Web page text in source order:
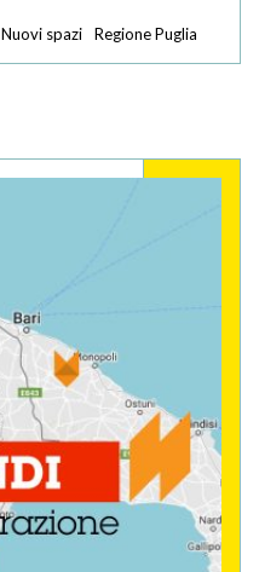
Nuovi spazi Regione Puglia